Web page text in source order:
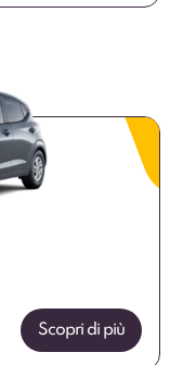
Scopri di più